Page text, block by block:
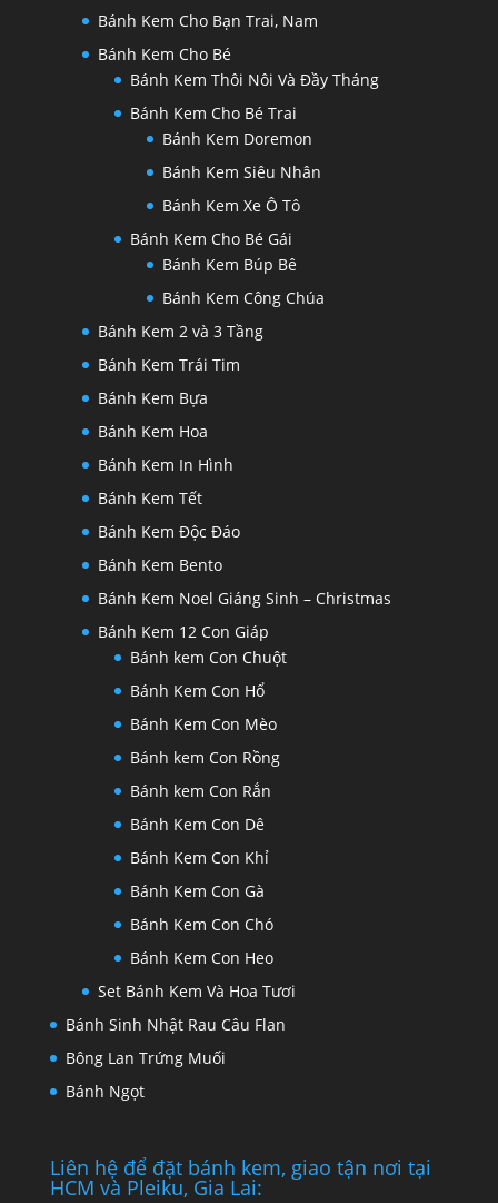
Bánh Kem Cho Bạn Trai, Nam
Bánh Kem Cho Bé
Bánh Kem Thôi Nôi Và Đầy Tháng
Bánh Kem Cho Bé Trai
Bánh Kem Doremon
Bánh Kem Siêu Nhân
Bánh Kem Xe Ô Tô
Bánh Kem Cho Bé Gái
Bánh Kem Búp Bê
Bánh Kem Công Chúa
Bánh Kem 2 và 3 Tầng
Bánh Kem Trái Tim
Bánh Kem Bựa
Bánh Kem Hoa
Bánh Kem In Hình
Bánh Kem Tết
Bánh Kem Độc Đáo
Bánh Kem Bento
Bánh Kem Noel Giáng Sinh – Christmas
Bánh Kem 12 Con Giáp
Bánh kem Con Chuột
Bánh Kem Con Hổ
Bánh Kem Con Mèo
Bánh kem Con Rồng
Bánh kem Con Rắn
Bánh Kem Con Dê
Bánh Kem Con Khỉ
Bánh Kem Con Gà
Bánh Kem Con Chó
Bánh Kem Con Heo
Set Bánh Kem Và Hoa Tươi
Bánh Sinh Nhật Rau Câu Flan
Bông Lan Trứng Muối
Bánh Ngọt
Liên hệ để đặt bánh kem, giao tận nơi tại
HCM và Pleiku, Gia Lai: